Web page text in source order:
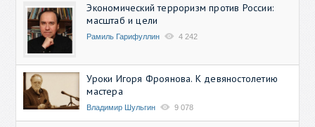
Экономический терроризм против России:
масштаб и цели
Рамиль Гарифуллин 4 242
Уроки Игоря Фроянова. К девяностолетию
мастера
Владимир Шульгин 9 078